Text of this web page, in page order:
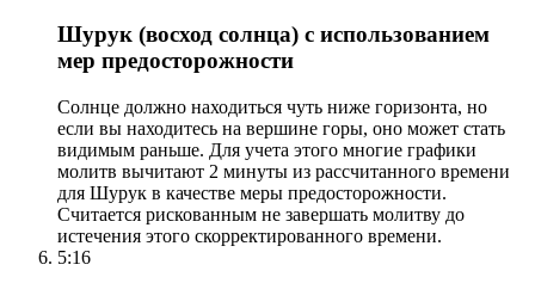
Шурук (восход солнца) с использованием
мер предосторожности
Солнце должно находиться чуть ниже горизонта, но
если вы находитесь на вершине горы, оно может стать
видимым раньше. Для учета этого многие графики
молитв вычитают 2 минуты из рассчитанного времени
для Шурук в качестве меры предосторожности.
Считается рискованным не завершать молитву до
истечения этого скорректированного времени.
5:16